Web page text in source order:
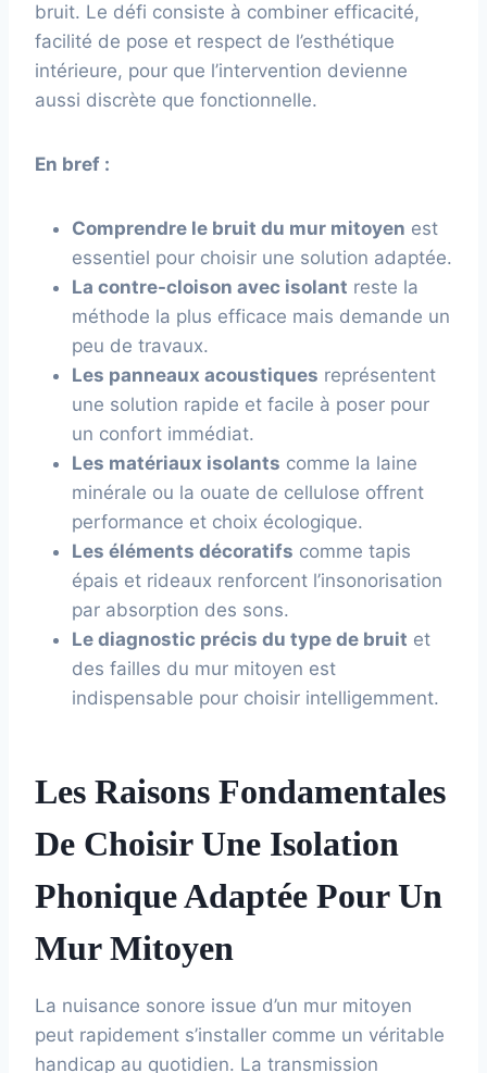
bruit. Le défi consiste à combiner efficacité,
facilité de pose et respect de l’esthétique
intérieure, pour que l’intervention devienne
aussi discrète que fonctionnelle.
En bref :
Comprendre le bruit du mur mitoyen est
essentiel pour choisir une solution adaptée.
La contre-cloison avec isolant reste la
méthode la plus efficace mais demande un
peu de travaux.
Les panneaux acoustiques représentent
une solution rapide et facile à poser pour
un confort immédiat.
Les matériaux isolants comme la laine
minérale ou la ouate de cellulose offrent
performance et choix écologique.
Les éléments décoratifs comme tapis
épais et rideaux renforcent l’insonorisation
par absorption des sons.
Le diagnostic précis du type de bruit et
des failles du mur mitoyen est
indispensable pour choisir intelligemment.
Les Raisons Fondamentales
De Choisir Une Isolation
Phonique Adaptée Pour Un
Mur Mitoyen
La nuisance sonore issue d’un mur mitoyen
peut rapidement s’installer comme un véritable
handicap au quotidien. La transmission